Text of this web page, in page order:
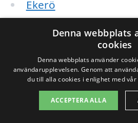
Ekerö
Stenhamra
Sundby
Viksjö
Hästa
Denna webbplats
cookies
Denna webbplats använder
användarupplevelsen. Genom att
du till alla cookies i enlighet med
ACCEPTERA ALLA